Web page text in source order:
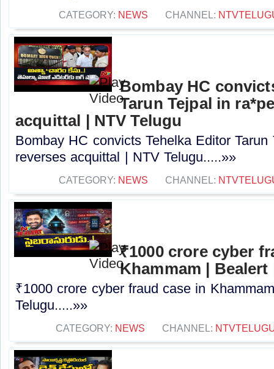
CATEGORY: NEWS CHANNEL:
Bombay HC
Tarun Tejpal in
acquittal | NTV Telugu
Bombay HC convicts Tehelka Editor
reverses acquittal | NTV Telugu.....»»
CATEGORY: NEWS CHANNEL:
₹1000 crore cyber
Khammam | Bealert
₹1000 crore cyber fraud case in
Telugu.....»»
CATEGORY: NEWS CHANNEL: